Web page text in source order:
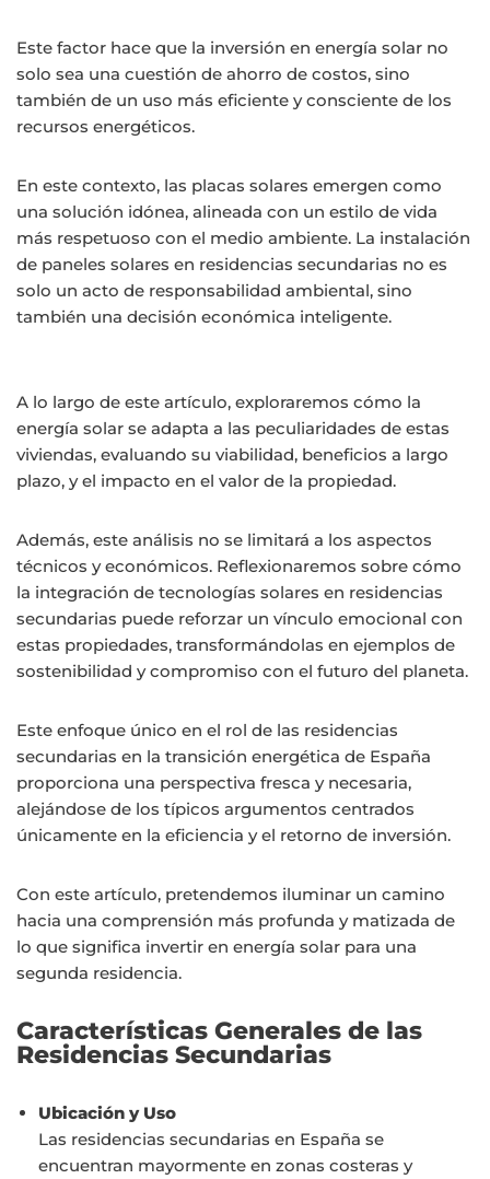
Este factor hace que la inversión en energía solar no
solo sea una cuestión de ahorro de costos, sino
también de un uso más eficiente y consciente de los
recursos energéticos.
En este contexto, las placas solares emergen como
una solución idónea, alineada con un estilo de vida
más respetuoso con el medio ambiente. La instalación
de paneles solares en residencias secundarias no es
solo un acto de responsabilidad ambiental, sino
también una decisión económica inteligente.
A lo largo de este artículo, exploraremos cómo la
energía solar se adapta a las peculiaridades de estas
viviendas, evaluando su viabilidad, beneficios a largo
plazo, y el impacto en el valor de la propiedad.
Además, este análisis no se limitará a los aspectos
técnicos y económicos. Reflexionaremos sobre cómo
la integración de tecnologías solares en residencias
secundarias puede reforzar un vínculo emocional con
estas propiedades, transformándolas en ejemplos de
sostenibilidad y compromiso con el futuro del planeta.
Este enfoque único en el rol de las residencias
secundarias en la transición energética de España
proporciona una perspectiva fresca y necesaria,
alejándose de los típicos argumentos centrados
únicamente en la eficiencia y el retorno de inversión.
Con este artículo, pretendemos iluminar un camino
hacia una comprensión más profunda y matizada de
lo que significa invertir en energía solar para una
segunda residencia.
Características Generales de las
Residencias Secundarias
Ubicación y Uso
Las residencias secundarias en España se
encuentran mayormente en zonas costeras y